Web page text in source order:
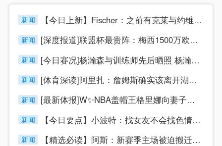
新闻 【今日上新】Fischer：之前有克莱与约维奇互换东⬅️家的
新闻 [深度报道]联盟杯最贵阵：梅西1500万欧领衔，孙兴慜、德保
新闻 [今日赛况]杨瀚森与训练师先后晒照 杨瀚森/小乔丹/小贾伦·
新闻 [体育深读]阿里扎：詹姆斯确实该离开湖人了 但以地⭐位&贡献
新闻 [最新体报]W✨NBA盖帽王格里娜向妻子提出离婚 要求儿子监
新闻 【今日要点】小波特：找女友不会找色情网站up主 心存芥蒂 我
新闻 【精选必读】阿斯：新赛季主场被迫搬迁，巴列卡诺球迷要求暂停季